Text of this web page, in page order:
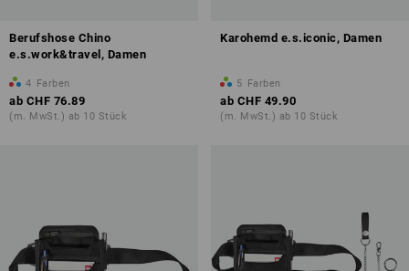
Berufshose Chino
e.s.work&travel, Damen
4 Farben
ab CHF 76.89
(m. MwSt.) ab 10 Stück
Karohemd e.s.iconic, Damen
5 Farben
ab CHF 49.90
(m. MwSt.) ab 10 Stück